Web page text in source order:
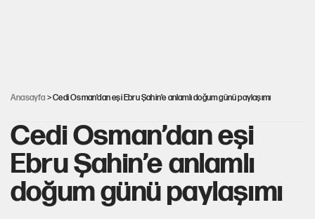
Anasayfa > Cedi Osman’dan eşi Ebru Şahin’e anlamlı doğum günü paylaşımı
Cedi Osman’dan eşi
Ebru Şahin’e anlamlı
doğum günü paylaşımı